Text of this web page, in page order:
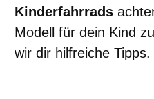
Kinderfahrrads
Modell für dein Kind
wir dir hilfreiche Tipps.